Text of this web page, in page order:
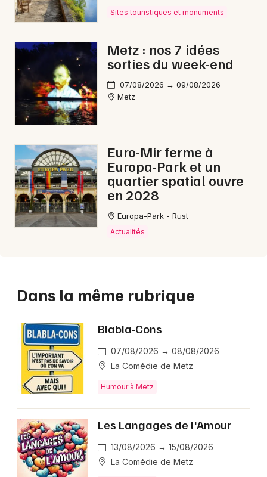
Sites touristiques et monuments
Metz : nos 7 idées
sorties du week-end
07/08/2026 → 09/08/2026
Metz
Euro-Mir ferme à
Europa-Park et un
quartier spatial ouvre
en 2028
Europa-Park - Rust
Actualités
Dans la même rubrique
Blabla-Cons
07/08/2026 → 08/08/2026
La Comédie de Metz
Humour à Metz
Les Langages de l'Amour
13/08/2026 → 15/08/2026
La Comédie de Metz